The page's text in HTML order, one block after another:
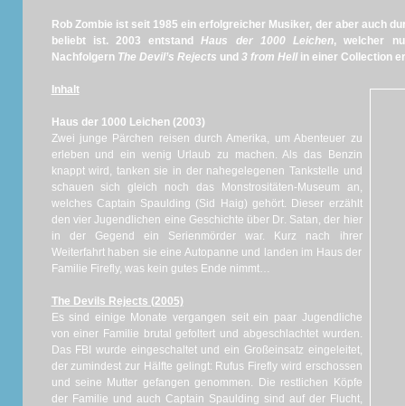
Rob Zombie ist seit 1985 ein erfolgreicher Musiker, der aber auch
beliebt ist. 2003 entstandHaus der 1000 Leichen, welcher
Nachfolgern The Devil’s Rejects und 3 from Hellin einer Collection
Inhalt
Haus der 1000 Leichen (2003)
Zwei junge Pärchen reisen durch Amerika, um Abenteuer zu
erleben und ein wenig Urlaub zu machen. Als das Benzin
knappt wird, tanken sie in der nahegelegenen Tankstelle und
schauen sich gleich noch das Monstrositäten-Museum an,
welches Captain Spaulding (Sid Haig) gehört. Dieser erzählt
den vier Jugendlichen eine Geschichte über Dr. Satan, der hier
in der Gegend ein Serienmörder war. Kurz nach ihrer
Weiterfahrt haben sie eine Autopanne und landen im Haus der
Familie Firefly, was kein gutes Ende nimmt…
The Devils Rejects (2005)
Es sind einige Monate vergangen seit ein paar Jugendliche
von einer Familie brutal gefoltert und abgeschlachtet wurden.
Das FBI wurde eingeschaltet und ein Großeinsatz eingeleitet,
der zumindest zur Hälfte gelingt: Rufus Firefly wird erschossen
und seine Mutter gefangen genommen. Die restlichen Köpfe
der Familie und auch Captain Spaulding sind auf der Flucht,